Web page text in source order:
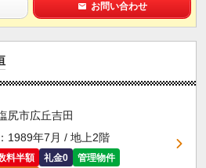
お問い合わせ
尻市広丘吉田
1989年7月 / 地上2階
料半額 礼金0
管理物件